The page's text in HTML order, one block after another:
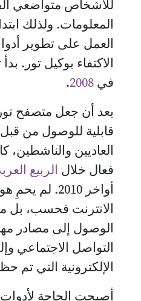
للأشخاص متواضعي
العمل على تطوير
الاكتفاء بوكيل تور.
في2008
.
بعد أن جعل متصفح تور
قابلية للوصول من
العاديين والناشطين،
فعال خلالالربيع العربي
أواخر 2010. لم
الانترنت فحسب، بل
الوصول إلى مصادر
التواصل الاجتماعي
الإلكترونية التي تم
أصبحت الحاجة لأدوات